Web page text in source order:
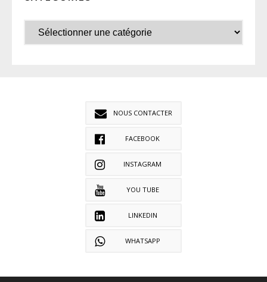
NOUS CONTACTER
FACEBOOK
INSTAGRAM
YOU TUBE
LINKEDIN
WHATSAPP